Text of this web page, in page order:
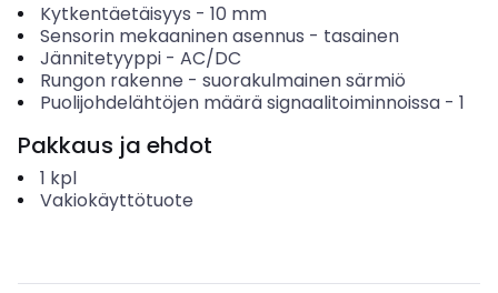
Kytkentäetäisyys - 10 mm
Sensorin mekaaninen asennus - tasainen
Jännitetyyppi- AC/DC
Rungon rakenne - suorakulmainen särmiö
Puolijohdelähtöjen määrä signaalitoiminnoissa- 1
Pakkaus ja ehdot
1 kpl
Vakiokäyttötuote